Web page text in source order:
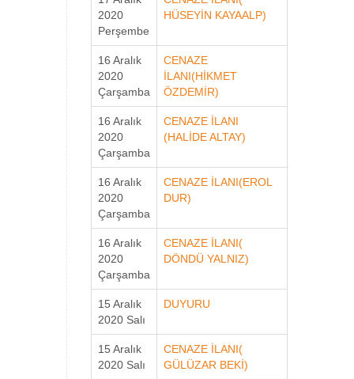
2020
Perşembe
HÜSEYİN KAYAALP)
16 Aralık
2020
Çarşamba
CENAZE
İLANI(HİKMET
ÖZDEMİR)
16 Aralık
2020
Çarşamba
CENAZE İLANI
(HALİDE ALTAY)
16 Aralık
2020
Çarşamba
CENAZE İLANI(EROL
DUR)
16 Aralık
2020
Çarşamba
CENAZE İLANI(
DÖNDÜ YALNIZ)
15 Aralık
2020 Salı
DUYURU
15 Aralık
2020 Salı
CENAZE İLANI(
GÜLÜZAR BEKİ)